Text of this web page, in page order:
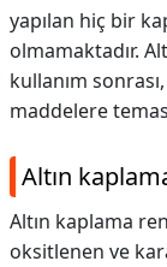
yapılan hiç bir
olmamaktadır.
kullanım
maddelere
Altın
Altın kaplama
oksitlenen ve